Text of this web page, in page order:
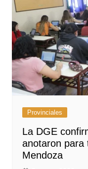
Provinciales
La DGE
anotaron para
Mendoza